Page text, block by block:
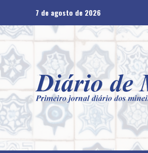
content
7 de agosto de 2026